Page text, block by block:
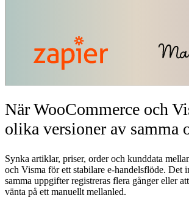
När WooCommerce och
olika versioner av samma
Synka artiklar, priser, order och kunddata
och Visma för ett stabilare e-handelsflöde. Det
samma uppgifter registreras flera gånger eller
vänta på ett manuellt mellanled.